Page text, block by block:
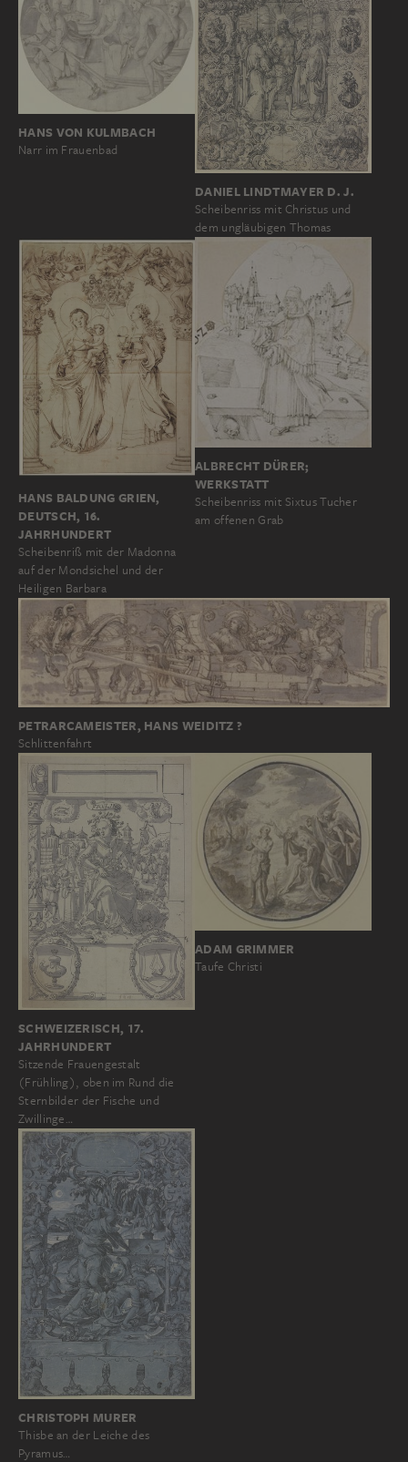
HANS VON KULMBACH
Narr im Frauenbad
DANIEL LINDTMAYER D. J.
Scheibenriss mit Christus und
dem ungläubigen Thomas
HANS BALDUNG GRIEN,
DEUTSCH, 16.
JAHRHUNDERT
Scheibenriß mit der Madonna
auf der Mondsichel und der
Heiligen Barbara
ALBRECHT DÜRER;
WERKSTATT
Scheibenriss mit Sixtus Tucher
am offenen Grab
PETRARCAMEISTER, HANS WEIDITZ ?
Schlittenfahrt
SCHWEIZERISCH, 17.
JAHRHUNDERT
Sitzende Frauengestalt
(Frühling), oben im Rund die
Sternbilder der Fische und
Zwillinge…
ADAM GRIMMER
Taufe Christi
CHRISTOPH MURER
Thisbe an der Leiche des
Pyramus…